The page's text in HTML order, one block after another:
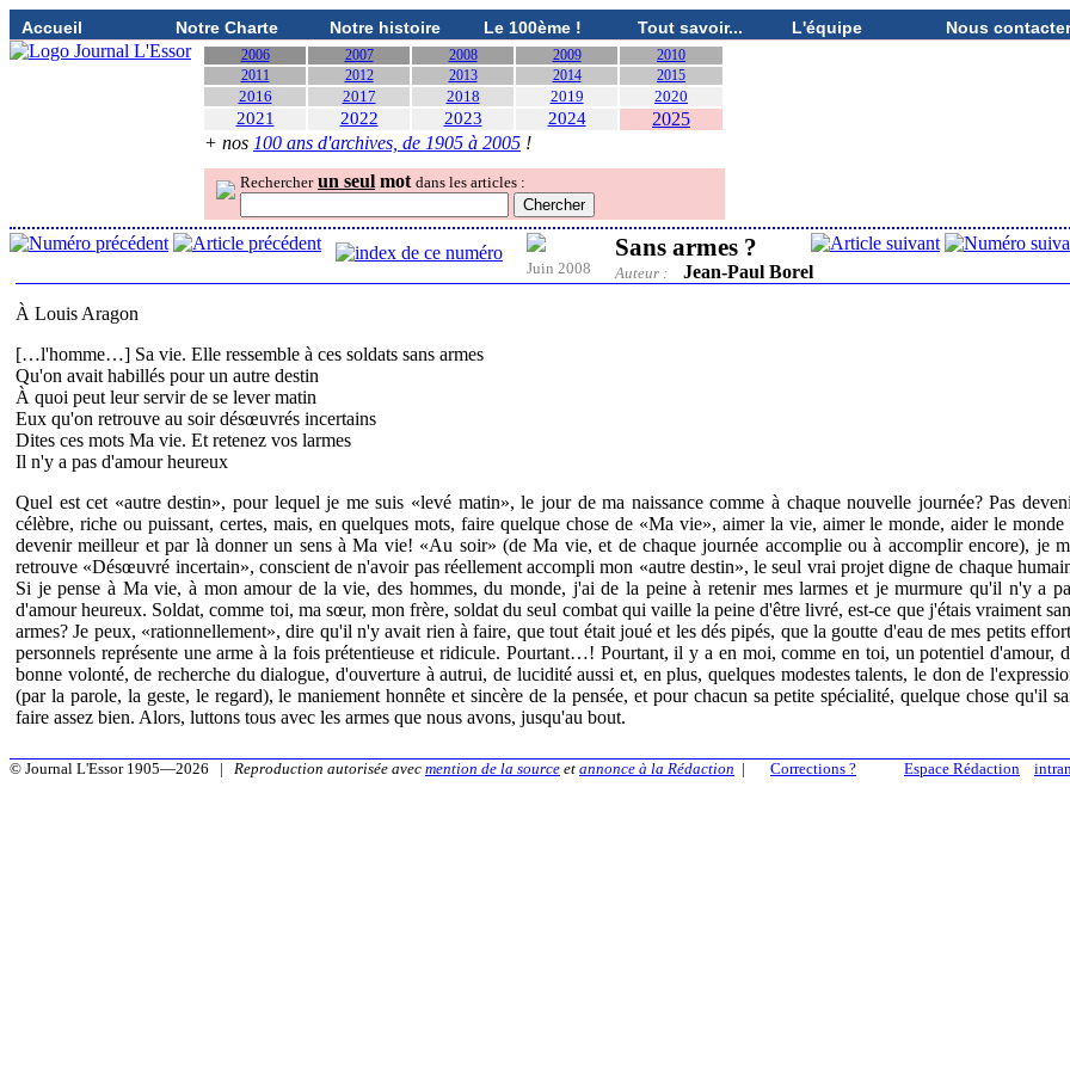
Accueil Notre Charte Notre histoire Le 100ème ! Tout savoir... L'équipe Nous contacter
2006 2007 2008 2009
2010
2011
2012 2013 2014 2015
2016 2017 2018 2019 2020
2021 2022 2023 2024
2025
+ nos 100 ans d'archives, de 1905 à 2005 !
Rechercher un seul mot dans les articles :
Juin 2008
Sans armes ?
Auteur : Jean-Paul Borel
À Louis Aragon
[…l'homme…] Sa vie. Elle ressemble à ces soldats sans armes
Qu'on avait habillés pour un autre destin
À quoi peut leur servir de se lever matin
Eux qu'on retrouve au soir désœuvrés incertains
Dites ces mots Ma vie. Et retenez vos larmes
Il n'y a pas d'amour heureux
Quel est cet «autre destin», pour lequel je me suis «levé matin», le jour de ma naissance comme à chaque nouvelle journée? Pas
célèbre, riche ou puissant, certes, mais, en quelques mots, faire quelque chose de «Ma vie», aimer la vie, aimer le monde, aider le monde
devenir meilleur et par là donner un sens à Ma vie! «Au soir» (de Ma vie, et de chaque journée accomplie ou à accomplir encore), je
retrouve «Désœuvré incertain», conscient de n'avoir pas réellement accompli mon «autre destin», le seul vrai projet digne de chaque
Si je pense à Ma vie, à mon amour de la vie, des hommes, du monde, j'ai de la peine à retenir mes larmes et je murmure qu'il n'y a
d'amour heureux. Soldat, comme toi, ma sœur, mon frère, soldat du seul combat qui vaille la peine d'être livré, est-ce que j'étais vraiment
armes? Je peux, «rationnellement», dire qu'il n'y avait rien à faire, que tout était joué et les dés pipés, que la goutte d'eau de mes petits
personnels représente une arme à la fois prétentieuse et ridicule. Pourtant…! Pourtant, il y a en moi, comme en toi, un potentiel d'amour,
bonne volonté, de recherche du dialogue, d'ouverture à autrui, de lucidité aussi et, en plus, quelques modestes talents, le don de
(par la parole, la geste, le regard), le maniement honnête et sincère de la pensée, et pour chacun sa petite spécialité, quelque chose qu'il
faire assez bien. Alors, luttons tous avec les armes que nous avons, jusqu'au bout.
Espace Rédaction
© Journal L'Essor 1905—2026 | Reproduction autorisée avec mention de la source et annonce à la Rédaction | Corrections ?